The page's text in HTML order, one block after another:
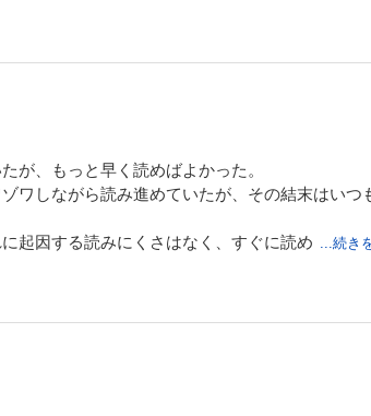
が、もっと早く読めばよかった。
ワしながら読み進めていたが、その結末はい
起因する読みにくさはなく、すぐに読め ...続き